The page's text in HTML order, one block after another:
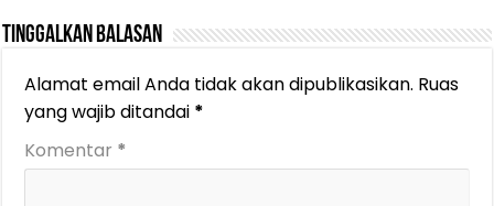
Tinggalkan Balasan
Alamat email Anda tidak akan dipublikasikan. Ruas
yang wajib ditandai *
Komentar *